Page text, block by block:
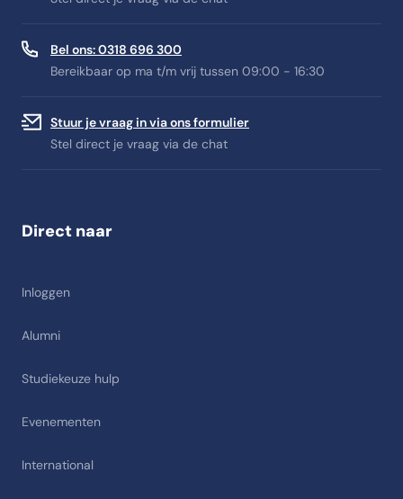
Bel ons: 0318 696 300
Bereikbaar op ma t/m vrij tussen 09:00 - 16:30
Stuur je vraag in via ons formulier
Stel direct je vraag via de chat
Direct naar
Inloggen
Alumni
Studiekeuze hulp
Evenementen
International